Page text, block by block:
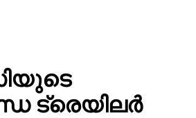
ട്രെയിലര്‍